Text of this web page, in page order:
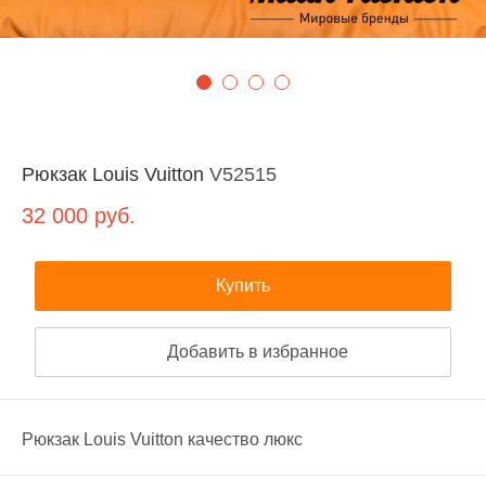
Рюкзак Louis Vuitton V52515
32 000 руб.
Купить
Добавить в избранное
Рюкзак Louis Vuitton качество люкс